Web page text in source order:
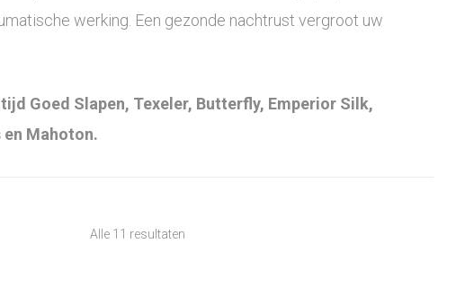
werking. Een gezonde nachtrust vergroot uw
Goed Slapen, Texeler, Butterfly, Emperior Silk,
Mahoton.
Alle 11 resultaten